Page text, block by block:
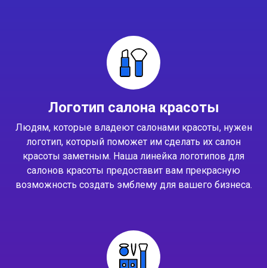
Логотип салона красоты
Людям, которые владеют салонами красоты, нужен
логотип, который поможет им сделать их салон
красоты заметным. Наша линейка логотипов для
салонов красоты предоставит вам прекрасную
возможность создать эмблему для вашего бизнеса.